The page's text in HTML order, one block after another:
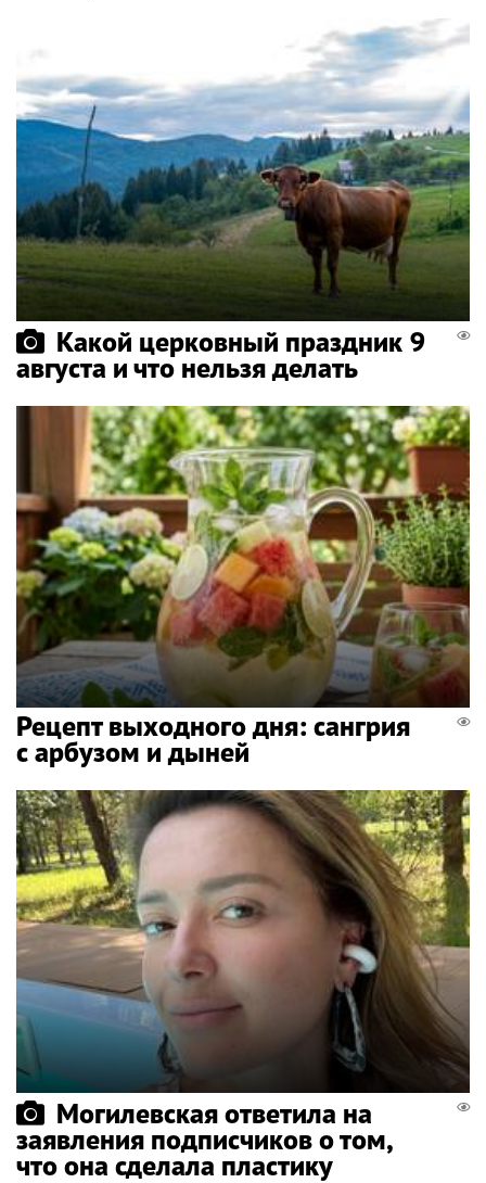
Какой церковный праздник 9
августа и что нельзя делать
Рецепт выходного дня: сангрия
с арбузом и дыней
Могилевская ответила на
заявления подписчиков о том,
что она сделала пластику